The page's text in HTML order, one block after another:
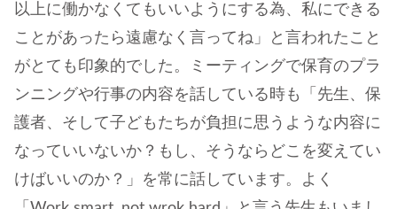
以上に働かなくてもいいようにする為、私にできる
ことがあったら遠慮なく言ってね」と言われたこと
がとても印象的でした。ミーティングで保育のプラ
ンニングや行事の内容を話している時も「先生、保
護者、そして子どもたちが負担に思うような内容に
なっていいないか？もし、そうならどこを変えてい
けばいいのか？」を常に話しています。よく